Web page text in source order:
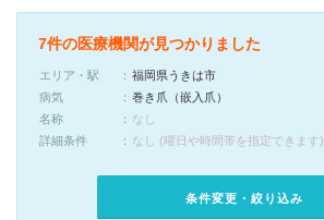
7件の医療機関が見つかりました
エリア・駅
福岡県うきは市
病気
巻き爪（嵌入爪）
名称
なし
詳細条件
なし (曜日や時間帯を指定できます)
条件変更・絞り込み